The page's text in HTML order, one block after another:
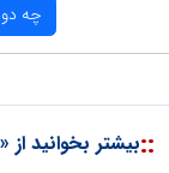
چه
::بیشتر بخوانید از